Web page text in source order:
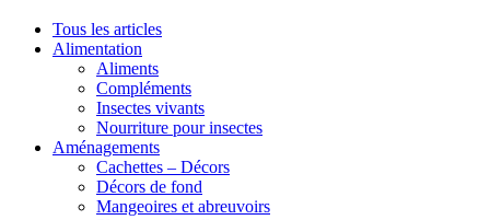
Tous les articles
Alimentation
Aliments
Compléments
Insectes vivants
Nourriture pour insectes
Aménagements
Cachettes – Décors
Décors de fond
Mangeoires et abreuvoirs